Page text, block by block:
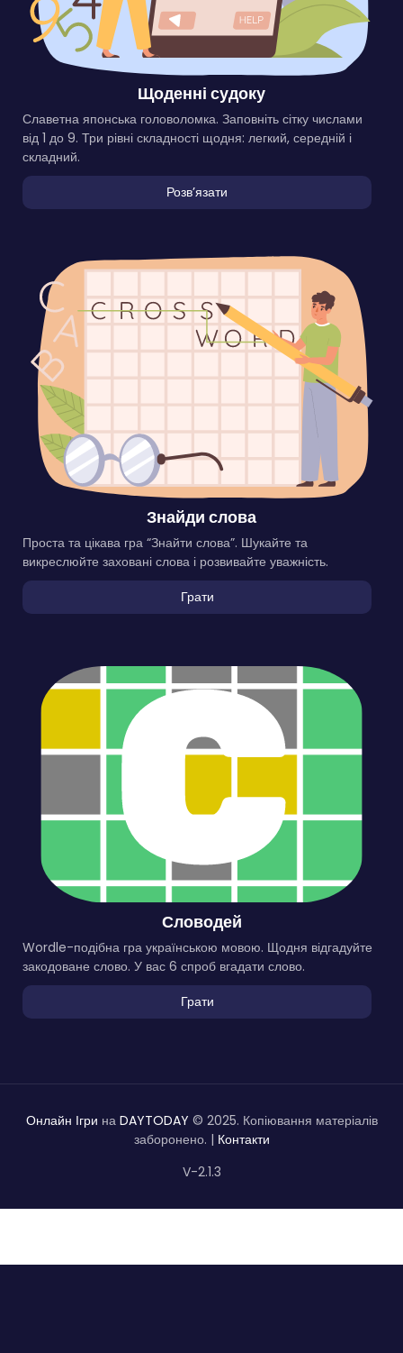
Щоденні судоку
Славетна японська головоломка. Заповніть сітку числами
від 1 до 9. Три рівні складності щодня: легкий, середній і
складний.
Розвʼязати
Знайди слова
Проста та цікава гра “Знайти слова”. Шукайте та
викреслюйте заховані слова і розвивайте уважність.
Грати
Словодей
Wordle-подібна гра українською мовою. Щодня відгадуйте
закодоване слово. У вас 6 спроб вгадати слово.
Грати
Онлайн Ігри на DAYTODAY © 2025. Копіювання матеріалів
заборонено. | Контакти
V-2.1.3